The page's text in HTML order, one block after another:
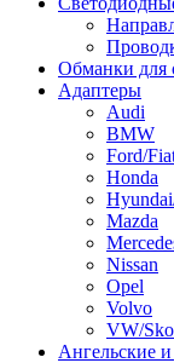
Обманки для
Адаптеры
Audi
BMW
Ford/
Honda
Mazda
Nissan
Opel
Volvo
VW/
Ангельские и